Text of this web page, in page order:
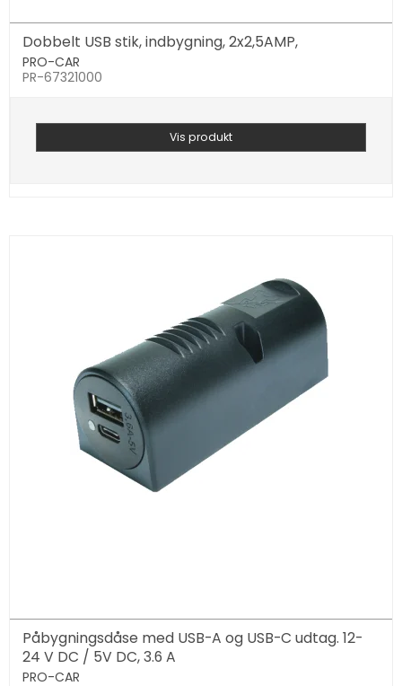
Dobbelt USB stik, indbygning, 2x2,5AMP,
PRO-CAR
PR-67321000
Vis produkt
Påbygningsdåse med USB-A og USB-C udtag. 12-
24 V DC / 5V DC, 3.6 A
PRO-CAR